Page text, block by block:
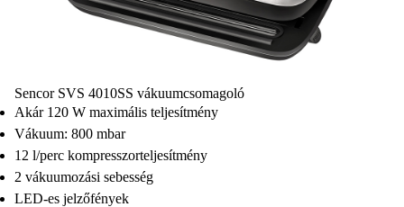
Sencor SVS 4010SS vákuumcsomagoló
Akár 120 W maximális teljesítmény
Vákuum: 800 mbar
12 l/perc kompresszorteljesítmény
2 vákuumozási sebesség
LED-es jelzőfények